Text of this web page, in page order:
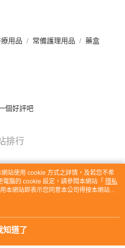
用品 常備護理用品 藥盒
個好評吧
排行
站使用 cookie 方式之詳情，及若您不希
腦的 cookie 設定，請參閱本網站「 隱私
本網站即表示您同意本公司得按本網站使
知道了